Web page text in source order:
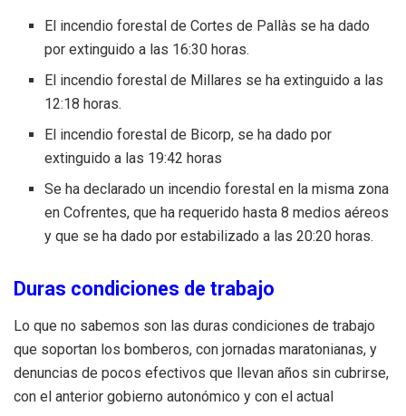
El incendio forestal de Cortes de Pallàs se ha dado
por extinguido a las 16:30 horas.
El incendio forestal de Millares se ha extinguido a las
12:18 horas.
El incendio forestal de Bicorp, se ha dado por
extinguido a las 19:42 horas
Se ha declarado un incendio forestal en la misma zona
en Cofrentes, que ha requerido hasta 8 medios aéreos
y que se ha dado por estabilizado a las 20:20 horas.
Duras condiciones de trabajo
Lo que no sabemos son las duras condiciones de trabajo
que soportan los bomberos, con jornadas maratonianas, y
denuncias de pocos efectivos que llevan años sin cubrirse,
con el anterior gobierno autonómico y con el actual